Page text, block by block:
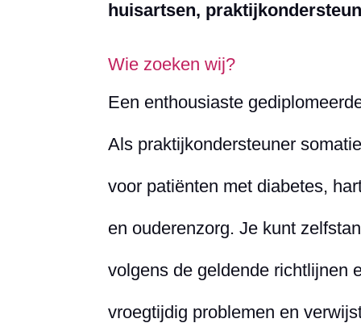
huisartsen,
Wie zoeken wij?
Een enthousiaste
Als praktijkondersteuner
voor patiënten met diabetes,
en ouderenzorg. Je kunt
volgens de geldende richtlijnen
vroegtijdig problemen en